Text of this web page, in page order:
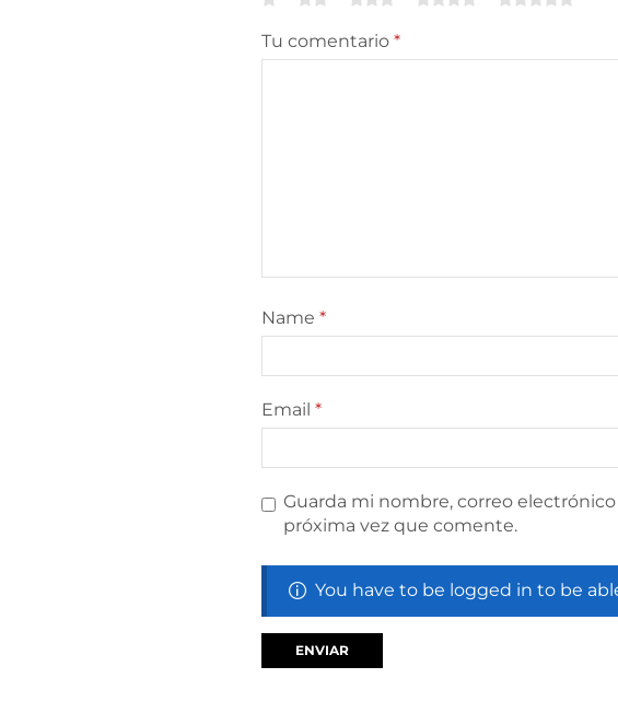
Tu comentario *
Name *
Email *
Guarda mi nombre, correo
próxima vez que comente.
You have to be logged in to be